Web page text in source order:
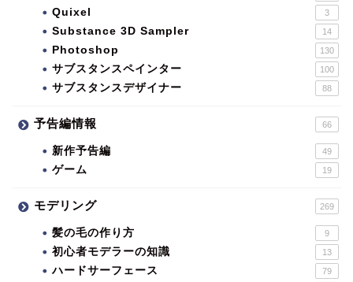
Quixel 3
Substance 3D Sampler 14
Photoshop 130
サブスタンスペインター 100
サブスタンスデザイナー 88
予告編情報 66
新作予告編 49
ゲーム 19
モデリング 269
髪の毛の作り方 9
初心者モデラーの知識 13
ハードサーフェース 79